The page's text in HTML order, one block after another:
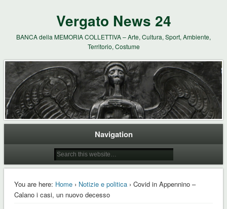
Vergato News 24
BANCA della MEMORIA COLLETTIVA – Arte, Cultura, Sport, Ambiente,
Territorio, Costume
Navigation
You are here: Home› Notizie e politica› Covid in Appennino –
Calano i casi, un nuovo decesso